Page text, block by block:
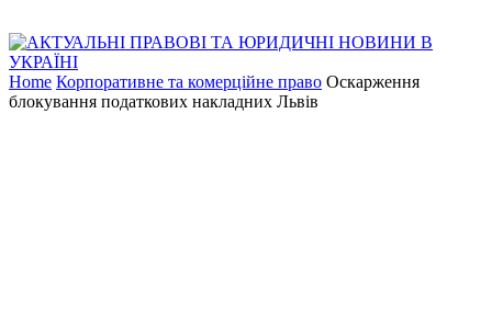
Home Корпоративне та комерційне право Оскарження
блокування податкових накладних Львів